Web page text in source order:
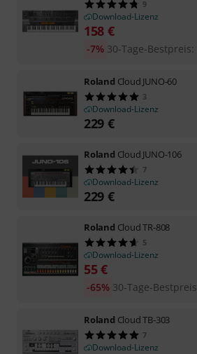
9
Download-Lizenz
158 €
30-Tage-Bestpreis:
-7%
Roland Cloud JUNO-60
3
Download-Lizenz
229 €
Roland Cloud JUNO-106
7
Download-Lizenz
229 €
Roland Cloud TR-808
5
Download-Lizenz
55€
30-Tage-Bestpreis
-65%
Roland Cloud TB-303
7
Download-Lizenz